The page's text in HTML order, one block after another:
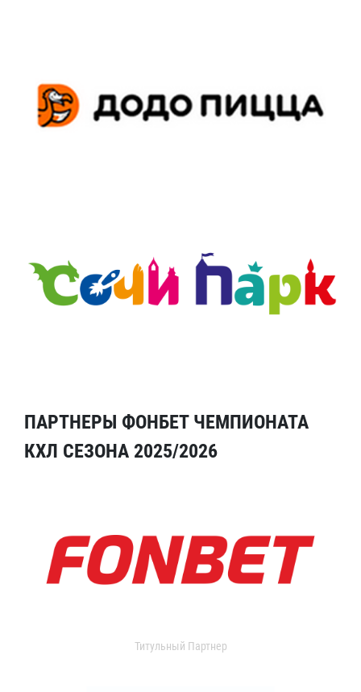
ПАРТНЕРЫ ФОНБЕТ ЧЕМПИОНАТА
КХЛ СЕЗОНА 2025/2026
Титульный Партнер